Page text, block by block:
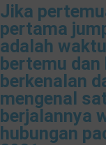
Jika
pertama
adalah
bertemu dan
berkenalan
mengenal
berjalannya
hubungan